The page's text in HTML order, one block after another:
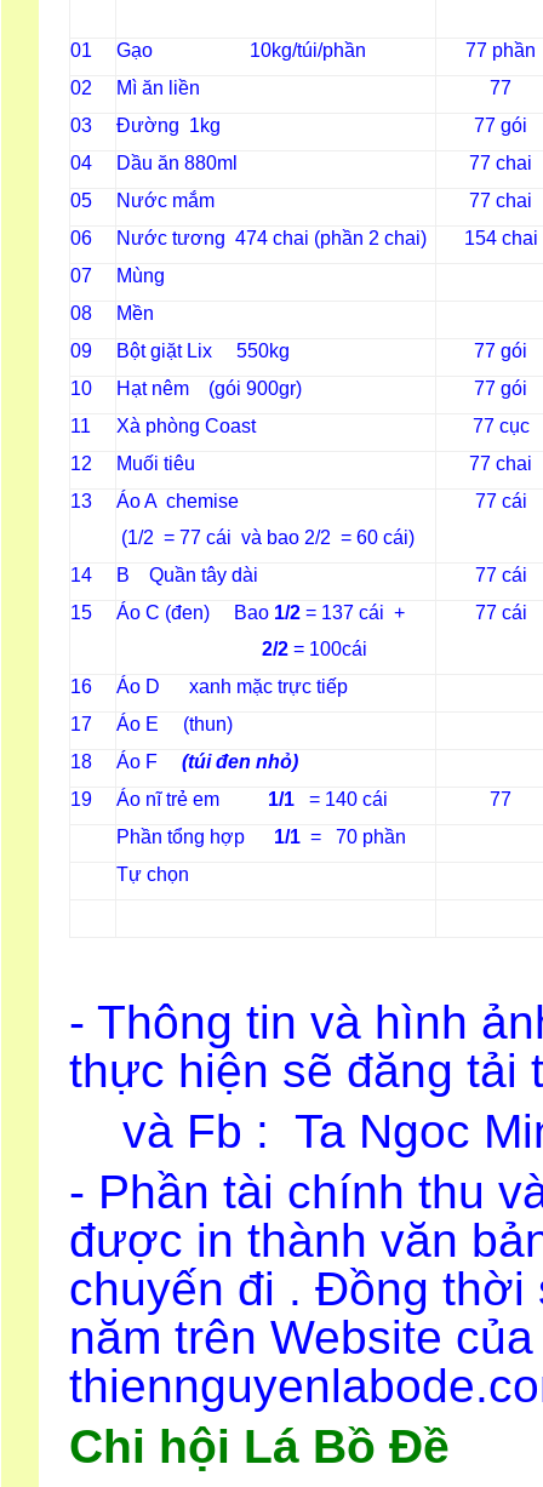
01 Gạo 10kg/túi/phần
77 phần
02
Mì ăn liền
77
03
Đường 1kg
77 gói
04
Dầu ăn 880ml
77 chai
05
Nước mắm
77 chai
06
Nước tương 474 chai (phần 2 chai)
154 chai
07
Mùng
08
Mền
09
Bột giặt Lix 550kg
77 gói
10
Hạt nêm (gói 900gr)
77 gói
11
Xà phòng Coast
77 cục
12
Muối tiêu
77 chai
13
Áo A chemise
(1/2 = 77 cái và bao 2/2 = 60 cái)
77 cái
14 B Quần tây dài
77 cái
15
Áo C (đen) Bao 1/2 = 137 cái +
2/2 = 100cái
77 cái
16
Áo D xanh mặc trực tiếp
17
Áo E (thun)
18
Áo F (túi đen nhỏ)
19
Áo nĩ trẻ em 1/1 = 140 cái
77
Phần tổng hợp 1/1 = 70 phần
Tự chọn
- Thông tin và hình
thực hiện sẽ đăng
và Fb : Ta Ngoc
- Phần tài chính thu
được in thành văn
chuyến đi . Đồng
năm trên Website
Chi hội Lá Bồ Đề